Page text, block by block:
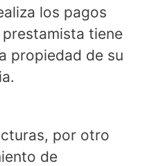
los pagos
tiene
propiedad de su
por otro
de